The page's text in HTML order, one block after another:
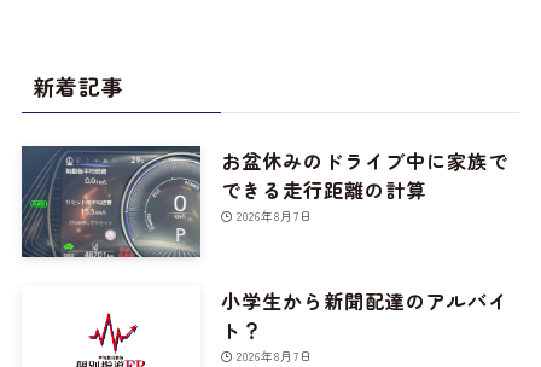
新着記事
お盆休みのドライブ中に家族で
できる走行距離の計算
2026年8月7日
小学生から新聞配達のアルバイ
ト？
2026年8月7日